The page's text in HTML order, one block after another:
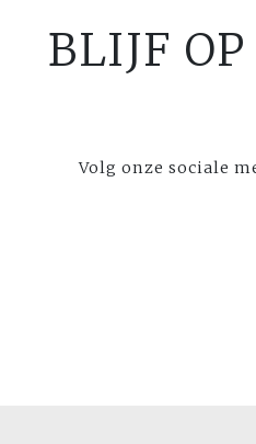
BLIJF
Volg onze sociale